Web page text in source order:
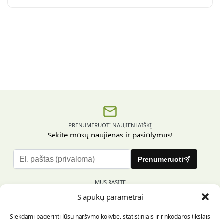
Slapukų parametrai
Siekdami pagerinti Jūsų naršymo kokybę, statistiniais ir rinkodaros tikslais
PRENUMERUOTI NAUJIENLAIŠKĮ
Sekite mūsų naujienas ir pasiūlymus!
l
a
Prenumeruoti
MUS RASITE